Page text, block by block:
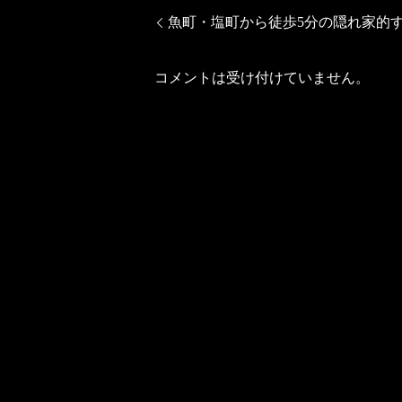
魚町・塩町から徒歩5分の隠れ家的
コメントは受け付けていません。